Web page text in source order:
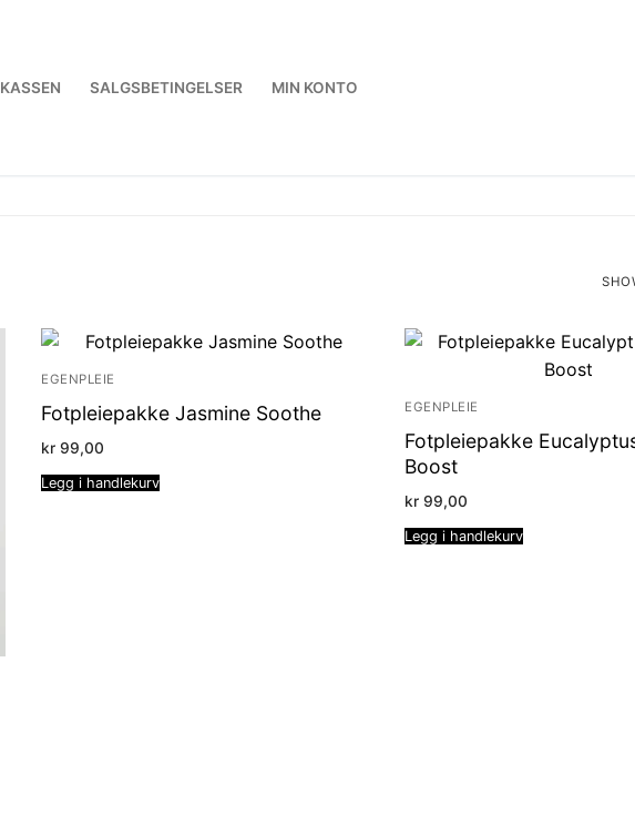
KASSEN SALGSBETINGELSER MIN KONTO
EGENPLEIE
Fotpleiepakke Jasmine Soothe
kr 99,00
Legg i handlekurv
EGENPLEIE
Fotpleiepakke
Boost
kr 99,00
Legg i handlekurv